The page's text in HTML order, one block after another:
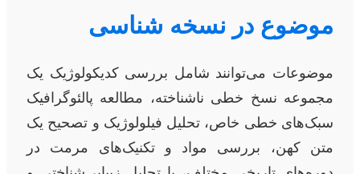
موضوع در نسخه شناسی
موضوعات می‌توانند شامل بررسی کدیکولوژیک یک
مجموعه نسخ خطی ناشناخته، مطالعه پالئوگرافیک
سبک‌های خطی خاص، تحلیل فیلولوژیک و تصحیح یک
متن کهن، بررسی مواد و تکنیک‌های مرمت در